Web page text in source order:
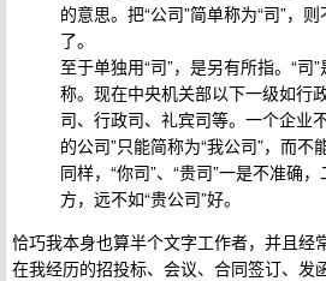
的意思。把“公司”简单称为“司”，
了。
至于单独用“司”，是另有所指。“司
称。现在中央机关部以下一级如行
司、行政司、礼宾司等。一个企业
的公司”只能简称为“我公司”，而不
同样，“你司”、“贵司”一是不准确
方，远不如“贵公司”好。
恰巧我本身也算半个文字工作者，并且经
在我经历的招投标、会议、合同签订、发